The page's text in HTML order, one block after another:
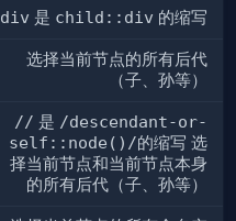
div 是 child::div 的缩写
选择当前节点的所有后代
（子、孙等）
// 是 /descendant-or-
self::node()/的缩写 选
择当前节点和当前节点本身
的所有后代（子、孙等）